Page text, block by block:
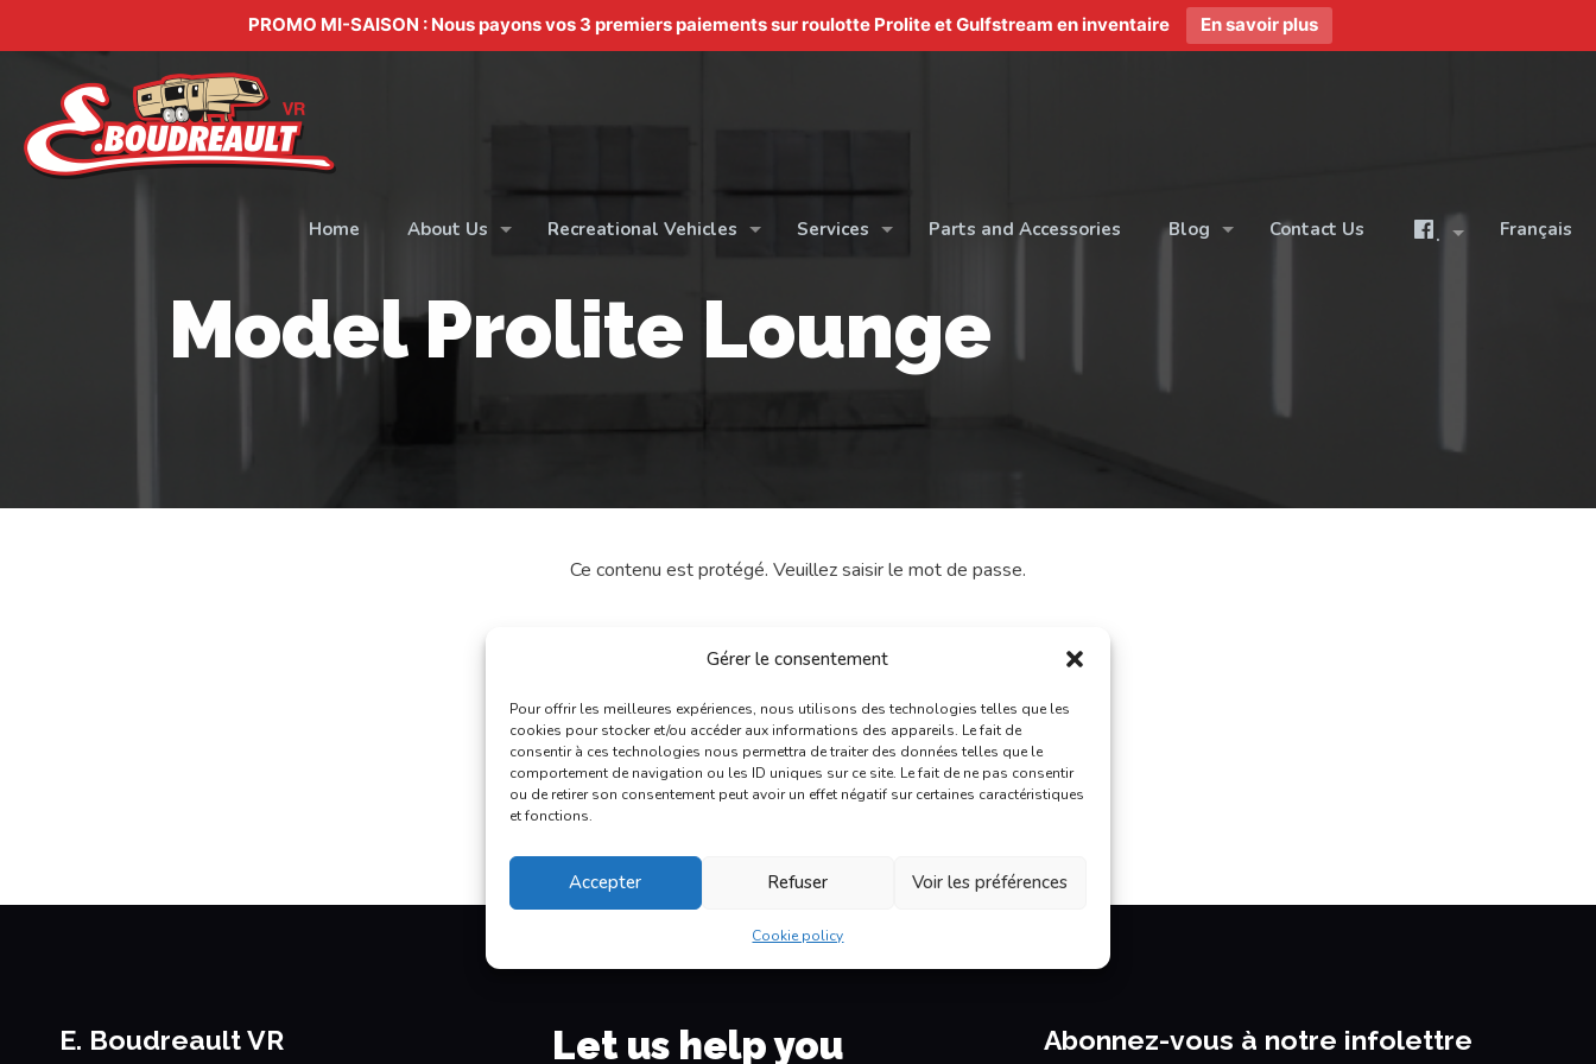
PROMO MI-SAISON : Nous payons vos 3 premiers paiements sur roulotte Prolite et Gulfstream en inventaire En savoir plus
Gérer le consentement
Pour offrir les meilleures expériences, nous utilisons des technologies telles que les
cookies pour stocker et/ou accéder aux informations des appareils. Le fait de
consentir à ces technologies nous permettra de traiter des données telles que le
comportement de navigation ou les ID uniques sur ce site. Le fait de ne pas consentir
ou de retirer son consentement peut avoir un effet négatif sur certaines caractéristiques
et fonctions.
Accepter Refuser Voir les préférences
Cookie policy
Home About Us Recreational Vehicles Services Parts and Accessories Blog Contact Us . Français
Model Prolite Lounge
Ce contenu est protégé. Veuillez saisir le mot de passe.
Password:
E. Boudreault VR Let us help you Abonnez-vous à notre infolettre